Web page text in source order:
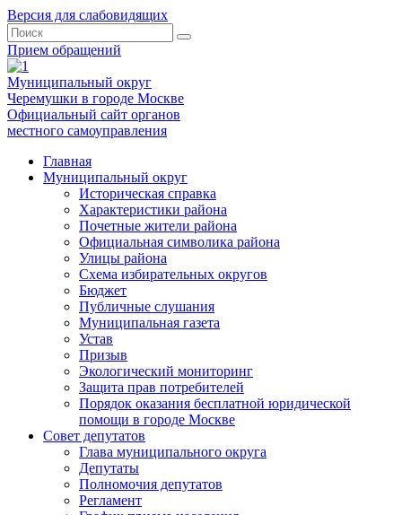
Версия для слабовидящих
Прием обращений
Муниципальный округ
Черемушки в городе Москве
Официальный сайт органов
местного самоуправления
Главная
Муниципальный округ
Историческая справка
Характеристики района
Почетные жители района
Официальная символика района
Улицы района
Схема избирательных округов
Бюджет
Публичные слушания
Муниципальная газета
Устав
Призыв
Экологический мониторинг
Защита прав потребителей
Порядок оказания бесплатной юридической
помощи в городе Москве
Совет депутатов
Глава муниципального округа
Депутаты
Полномочия депутатов
Регламент